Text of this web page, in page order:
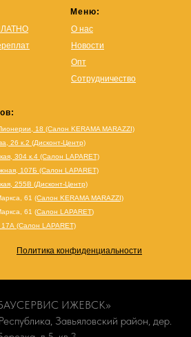
Меню:
О нас
Новости
Опт
Сотрудничество
18 (Салон KERAMA MARAZZI)
26 к.2 (Дисконт-Центр)
304 к.4 (Салон LAPARET)
107Б (Салон LAPARET)
255В (Дисконт-Центр)
61 (Салон KERAMA MARAZZI)
61 (Салон LAPARET)
(Салон LAPARET)
Политика конфиденциальности
ИЖЕВСК»
Завьяловский район, дер.